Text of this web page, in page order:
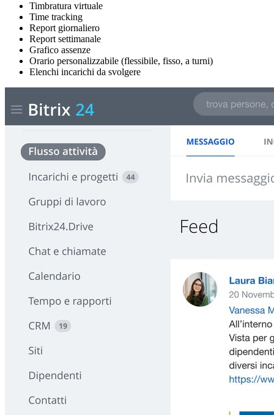
Timbratura virtuale
Time tracking
Report giornaliero
Report settimanale
Grafico assenze
Orario personalizzabile (flessibile, fisso, a turni)
Elenchi incarichi da svolgere